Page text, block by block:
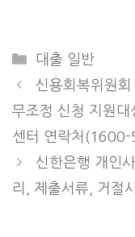
Categories
대출 일반
신용회복위원
무조정 신청 지원대
센터 연락처
신한은행 개인
리, 제출서류, 거절